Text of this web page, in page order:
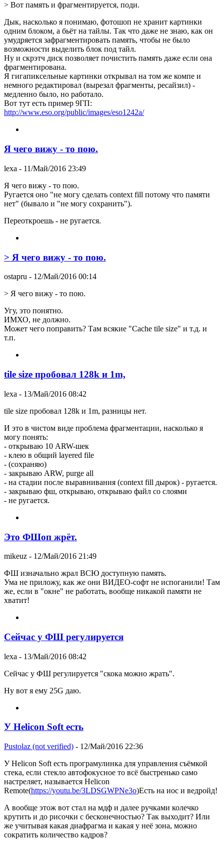
> Вот память и фрагментируется, поди.
Дык, насколько я понимаю, фотошоп не хранит картинки
одним блоком, а бьёт на тайлы. Так что даже не знаю, как он
умудряется зафрагментировать память, чтобы не было
возможности выделить блок под тайл.
Ну и скрэтч диск позволяет почистить память даже если она
фрагментирована.
Я гигапиксельные картинки открывал на том же компе и
немного редактировал (вырезал фрагменты, ресайзил) -
медленно было, но работало.
Вот тут есть пример 9ГП:
http://www.eso.org/public/images/eso1242a/
Я чего вижу - то пою.
lexa - 11/Май/2016 23:49
Я чего вижу - то пою.
Ругается оно "не могу сделать context fill потому что памяти
нет" (бывало и "не могу сохранить").
Переоткроешь - не ругается.
> Я чего вижу - то пою.
ostapru - 12/Май/2016 00:14
> Я чего вижу - то пою.
Угу, это понятно.
ИМХО, не должно.
Может чего поправить? Там всякие "Cache tile size" и т.д. и
т.п.
tile size пробовал 128k и 1m,
lexa - 13/Май/2016 08:42
tile size пробовал 128k и 1m, разницы нет.
И это в чистом виде проблема фрагментации, насколько я
могу понять:
- открываю 10 ARW-шек
- клею в общий layered file
- (сохраняю)
- закрываю ARW, purge all
- на стадии после выравнивания (context fill дырок) - ругается.
- закрываю фш, открываю, открываю файл со слоями
- не ругается.
Это ФШоп жрёт.
mikeuz - 12/Май/2016 21:49
ФШ изначально жрал ВСЮ доступную память.
Ума не приложу, как же они ВИДЕО-софт не испоганили! Там
же, если в "окне" не работать, вообще никакой памяти не
хватит!
Сейчас у ФШ регулируется
lexa - 13/Май/2016 08:42
Сейчас у ФШ регулируется "скока можно жрать".
Ну вот я ему 25G даю.
У Helicon Soft есть
Pustolaz (not verified) - 12/Май/2016 22:36
У Helicon Soft есть програмулинка для управления съёмкой
стека, если стекло автофокусное то всё быстренько само
настреляет, называется Helicon
Remote(https://youtu.be/3LDSGWPNe3o)Есть на иос и ведройд!
А вообще этож вот стал на мдф и далее ручками колечко
крутить и до рисочки с бесконечностью? Так выходит? Или
же учитывая какая диафрагма и какая у неё зона, можно
сократить количество кадров?